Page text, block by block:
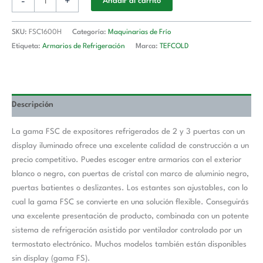
SKU: FSC1600H Categoría: Maquinarias de Frío
Etiqueta: Armarios de Refrigeración Marca: TEFCOLD
Descripción
La gama FSC de expositores refrigerados de 2 y 3 puertas con un
display iluminado ofrece una excelente calidad de construcción a un
precio competitivo. Puedes escoger entre armarios con el exterior
blanco o negro, con puertas de cristal con marco de aluminio negro,
puertas batientes o deslizantes. Los estantes son ajustables, con lo
cual la gama FSC se convierte en una solución flexible. Conseguirás
una excelente presentación de producto, combinada con un potente
sistema de refrigeración asistido por ventilador controlado por un
termostato electrónico. Muchos modelos también están disponibles
sin display (gama FS).